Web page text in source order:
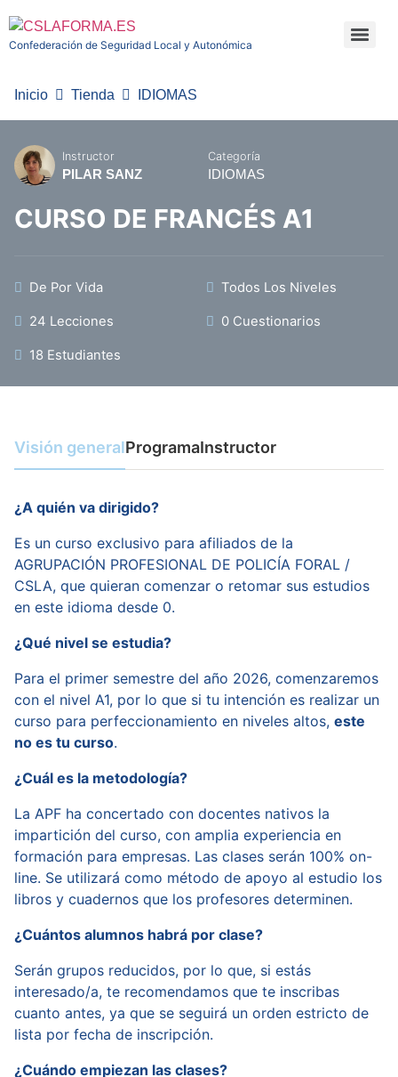
Confederación de Seguridad Local y Autonómica
Inicio Tienda IDIOMAS
Instructor
PILAR SANZ
Categoría
IDIOMAS
CURSO DE FRANCÉS A1
De Por Vida Todos Los Niveles
24 Lecciones 0 Cuestionarios
18 Estudiantes
Visión generalProgramaInstructor
¿A quién va dirigido?
Es un curso exclusivo para afiliados de la
AGRUPACIÓN PROFESIONAL DE POLICÍA FORAL /
CSLA, que quieran comenzar o retomar sus estudios
en este idioma desde 0.
¿Qué nivel se estudia?
Para el primer semestre del año 2026, comenzaremos
con el nivel A1, por lo que si tu intención es realizar un
curso para perfeccionamiento en niveles altos, este
no es tu curso.
¿Cuál es la metodología?
La APF ha concertado con docentes nativos la
impartición del curso, con amplia experiencia en
formación para empresas. Las clases serán 100% on-
line. Se utilizará como método de apoyo al estudio los
libros y cuadernos que los profesores determinen.
¿Cuántos alumnos habrá por clase?
Serán grupos reducidos, por lo que, si estás
interesado/a, te recomendamos que te inscribas
cuanto antes, ya que se seguirá un orden estricto de
lista por fecha de inscripción.
¿Cuándo empiezan las clases?